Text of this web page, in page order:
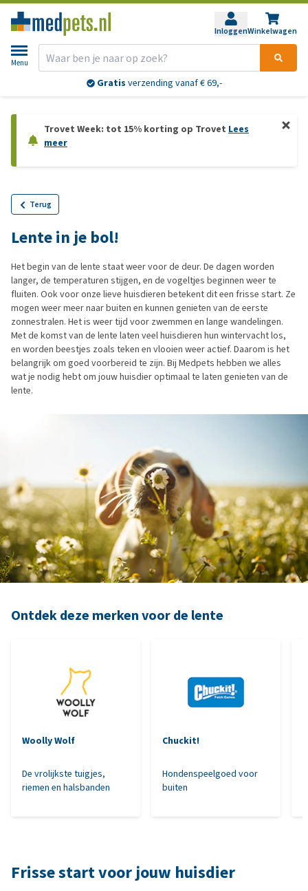
InloggenWinkelwagen
Menu
Gratis verzending vanaf € 69,-
Trovet Week: tot 15% korting op Trovet Lees
meer
Terug
Lente in je bol!
Het begin van de lente staat weer voor de deur. De dagen worden
langer, de temperaturen stijgen, en de vogeltjes beginnen weer te
fluiten. Ook voor onze lieve huisdieren betekent dit een frisse start. Ze
mogen weer meer naar buiten en kunnen genieten van de eerste
zonnestralen. Het is weer tijd voor zwemmen en lange wandelingen.
Met de komst van de lente laten veel huisdieren hun wintervacht los,
en worden beestjes zoals teken en vlooien weer actief. Daarom is het
belangrijk om goed voorbereid te zijn. Bij Medpets hebben we alles
wat je nodig hebt om jouw huisdier optimaal te laten genieten van de
lente.
Ontdek deze merken voor de lente
Woolly Wolf
De vrolijkste tuigjes,
riemen en halsbanden
Chuckit!
Hondenspeelgoed voor
buiten
Frisse start voor jouw huisdier